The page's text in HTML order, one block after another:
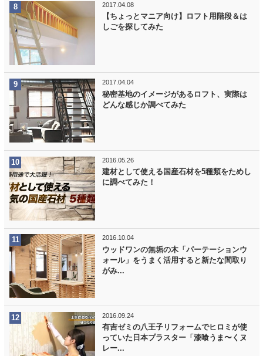
2017.04.08
【ちょっとマニア向け】ロフト用階段＆は
しごを探してみた
2017.04.04
秘密基地のイメージがあるロフト、実際は
どんな感じか調べてみた
2016.05.26
建材として使える国産石材を5種類をためし
に調べてみた！
2016.10.04
ウッドワンの無垢の木「パーテーションウ
ォール」をうまく活用すると新たな間取り
がみ...
2016.09.24
有吉ゼミの八王子リフォームでヒロミが使
っていた日本プラスター「漆喰うま〜くヌ
レー...